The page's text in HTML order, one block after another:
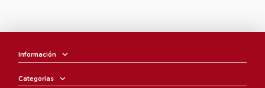
Información
Categorias